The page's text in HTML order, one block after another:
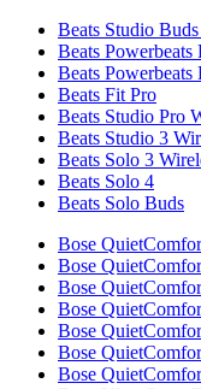
Beats Studio
Beats Powerbeats
Beats Powerbeats
Beats Fit Pro
Beats Studio Pro
Beats Studio 3
Beats Solo 3
Beats Solo 4
Beats Solo Buds
Bose
Bose
Bose
Bose
Bose
Bose
Bose